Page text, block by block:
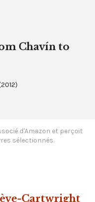
Chavín to
2012)
d'Amazon et perçoit
sélectionnés.
Cartwright